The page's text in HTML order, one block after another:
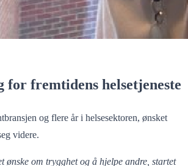
for fremtidens helsetjeneste
og flere år i helsesektoren, ønsket
videre.
ønske om trygghet og å hjelpe andre, startet